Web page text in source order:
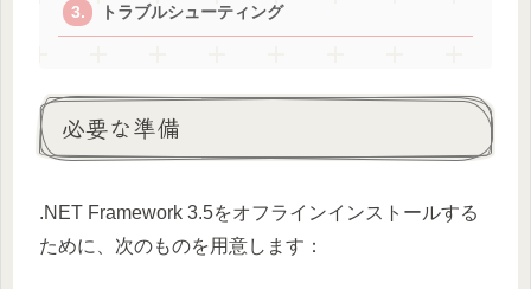
トラブルシューティング
必要な準備
.NET Framework 3.5をオフラインインストールする
ために、次のものを用意します：